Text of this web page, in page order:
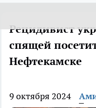
Рецидивист
спящей
Нефтекамске
9 октября 2024